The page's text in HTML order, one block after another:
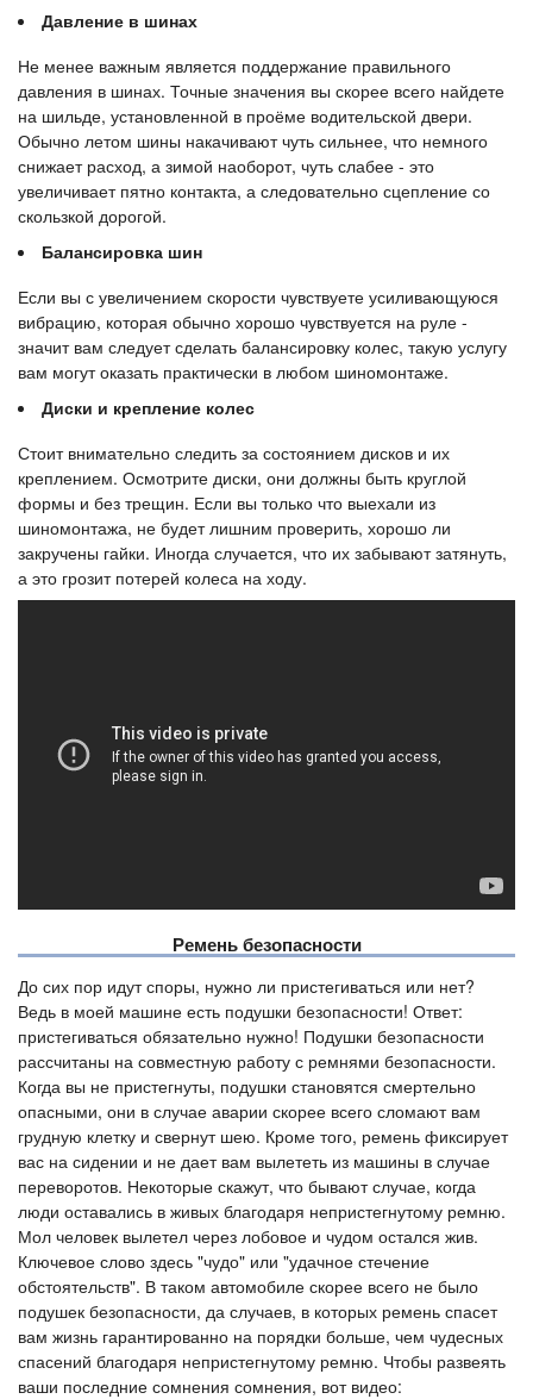
Давление в шинах
Не менее важным является поддержание правильного
давления в шинах. Точные значения вы скорее всего найдете
на шильде, установленной в проёме водительской двери.
Обычно летом шины накачивают чуть сильнее, что немного
снижает расход, а зимой наоборот, чуть слабее - это
увеличивает пятно контакта, а следовательно сцепление со
скользкой дорогой.
Балансировка шин
Если вы с увеличением скорости чувствуете усиливающуюся
вибрацию, которая обычно хорошо чувствуется на руле -
значит вам следует сделать балансировку колес, такую услугу
вам могут оказать практически в любом шиномонтаже.
Диски и крепление колес
Стоит внимательно следить за состоянием дисков и их
креплением. Осмотрите диски, они должны быть круглой
формы и без трещин. Если вы только что выехали из
шиномонтажа, не будет лишним проверить, хорошо ли
закручены гайки. Иногда случается, что их забывают затянуть,
а это грозит потерей колеса на ходу.
Ремень безопасности
До сих пор идут споры, нужно ли пристегиваться или нет?
Ведь в моей машине есть подушки безопасности! Ответ:
пристегиваться обязательно нужно! Подушки безопасности
рассчитаны на совместную работу с ремнями безопасности.
Когда вы не пристегнуты, подушки становятся смертельно
опасными, они в случае аварии скорее всего сломают вам
грудную клетку и свернут шею. Кроме того, ремень фиксирует
вас на сидении и не дает вам вылететь из машины в случае
переворотов. Некоторые скажут, что бывают случае, когда
люди оставались в живых благодаря непристегнутому ремню.
Мол человек вылетел через лобовое и чудом остался жив.
Ключевое слово здесь "чудо" или "удачное стечение
обстоятельств". В таком автомобиле скорее всего не было
подушек безопасности, да случаев, в которых ремень спасет
вам жизнь гарантированно на порядки больше, чем чудесных
спасений благодаря непристегнутому ремню. Чтобы развеять
ваши последние сомнения сомнения, вот видео: